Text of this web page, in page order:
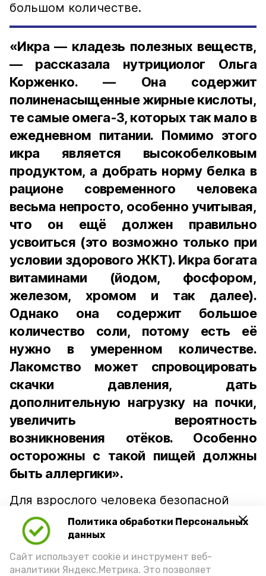
Политика обработки Персональных
данных
Сайт использует cookie и инструмент веб-
аналитики Яндекс.Метрика. Это позволяет
большом количестве.
«Икра — кладезь полезных веществ,
— рассказала нутрициолог Ольга
Корженко. — Она содержит
полиненасыщенные жирные кислоты,
те самые омега-3, которых так мало в
ежедневном питании. Помимо этого
икра является высокобелковым
продуктом, а добрать норму белка в
рационе современного человека
весьма непросто, особенно учитывая,
что он ещё должен правильно
усвоиться (это возможно только при
условии здорового ЖКТ). Икра богата
витаминами (йодом, фосфором,
железом, хромом и так далее).
Однако она содержит большое
количество соли, потому есть её
нужно в умеренном количестве.
Лакомство может спровоцировать
скачки давления, дать
дополнительную нагрузку на почки,
увеличить вероятность
возникновения отёков. Особенно
осторожны с такой пищей должны
быть аллергики».
Для взрослого человека безопасной
порцией икры считается 30-50 граммов
(2-3 ложки). При этом следует обратить
внимание на хлеб, с которым она
подаётся: лучше выбирать